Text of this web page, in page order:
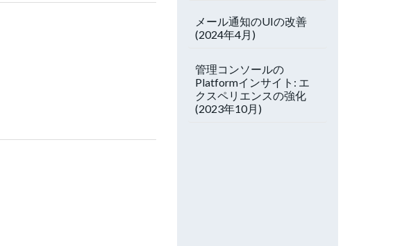
メール通知のUIの改善
(2024年4月)
管理コンソールの
Platformインサイト: エ
クスペリエンスの強化
(2023年10月)